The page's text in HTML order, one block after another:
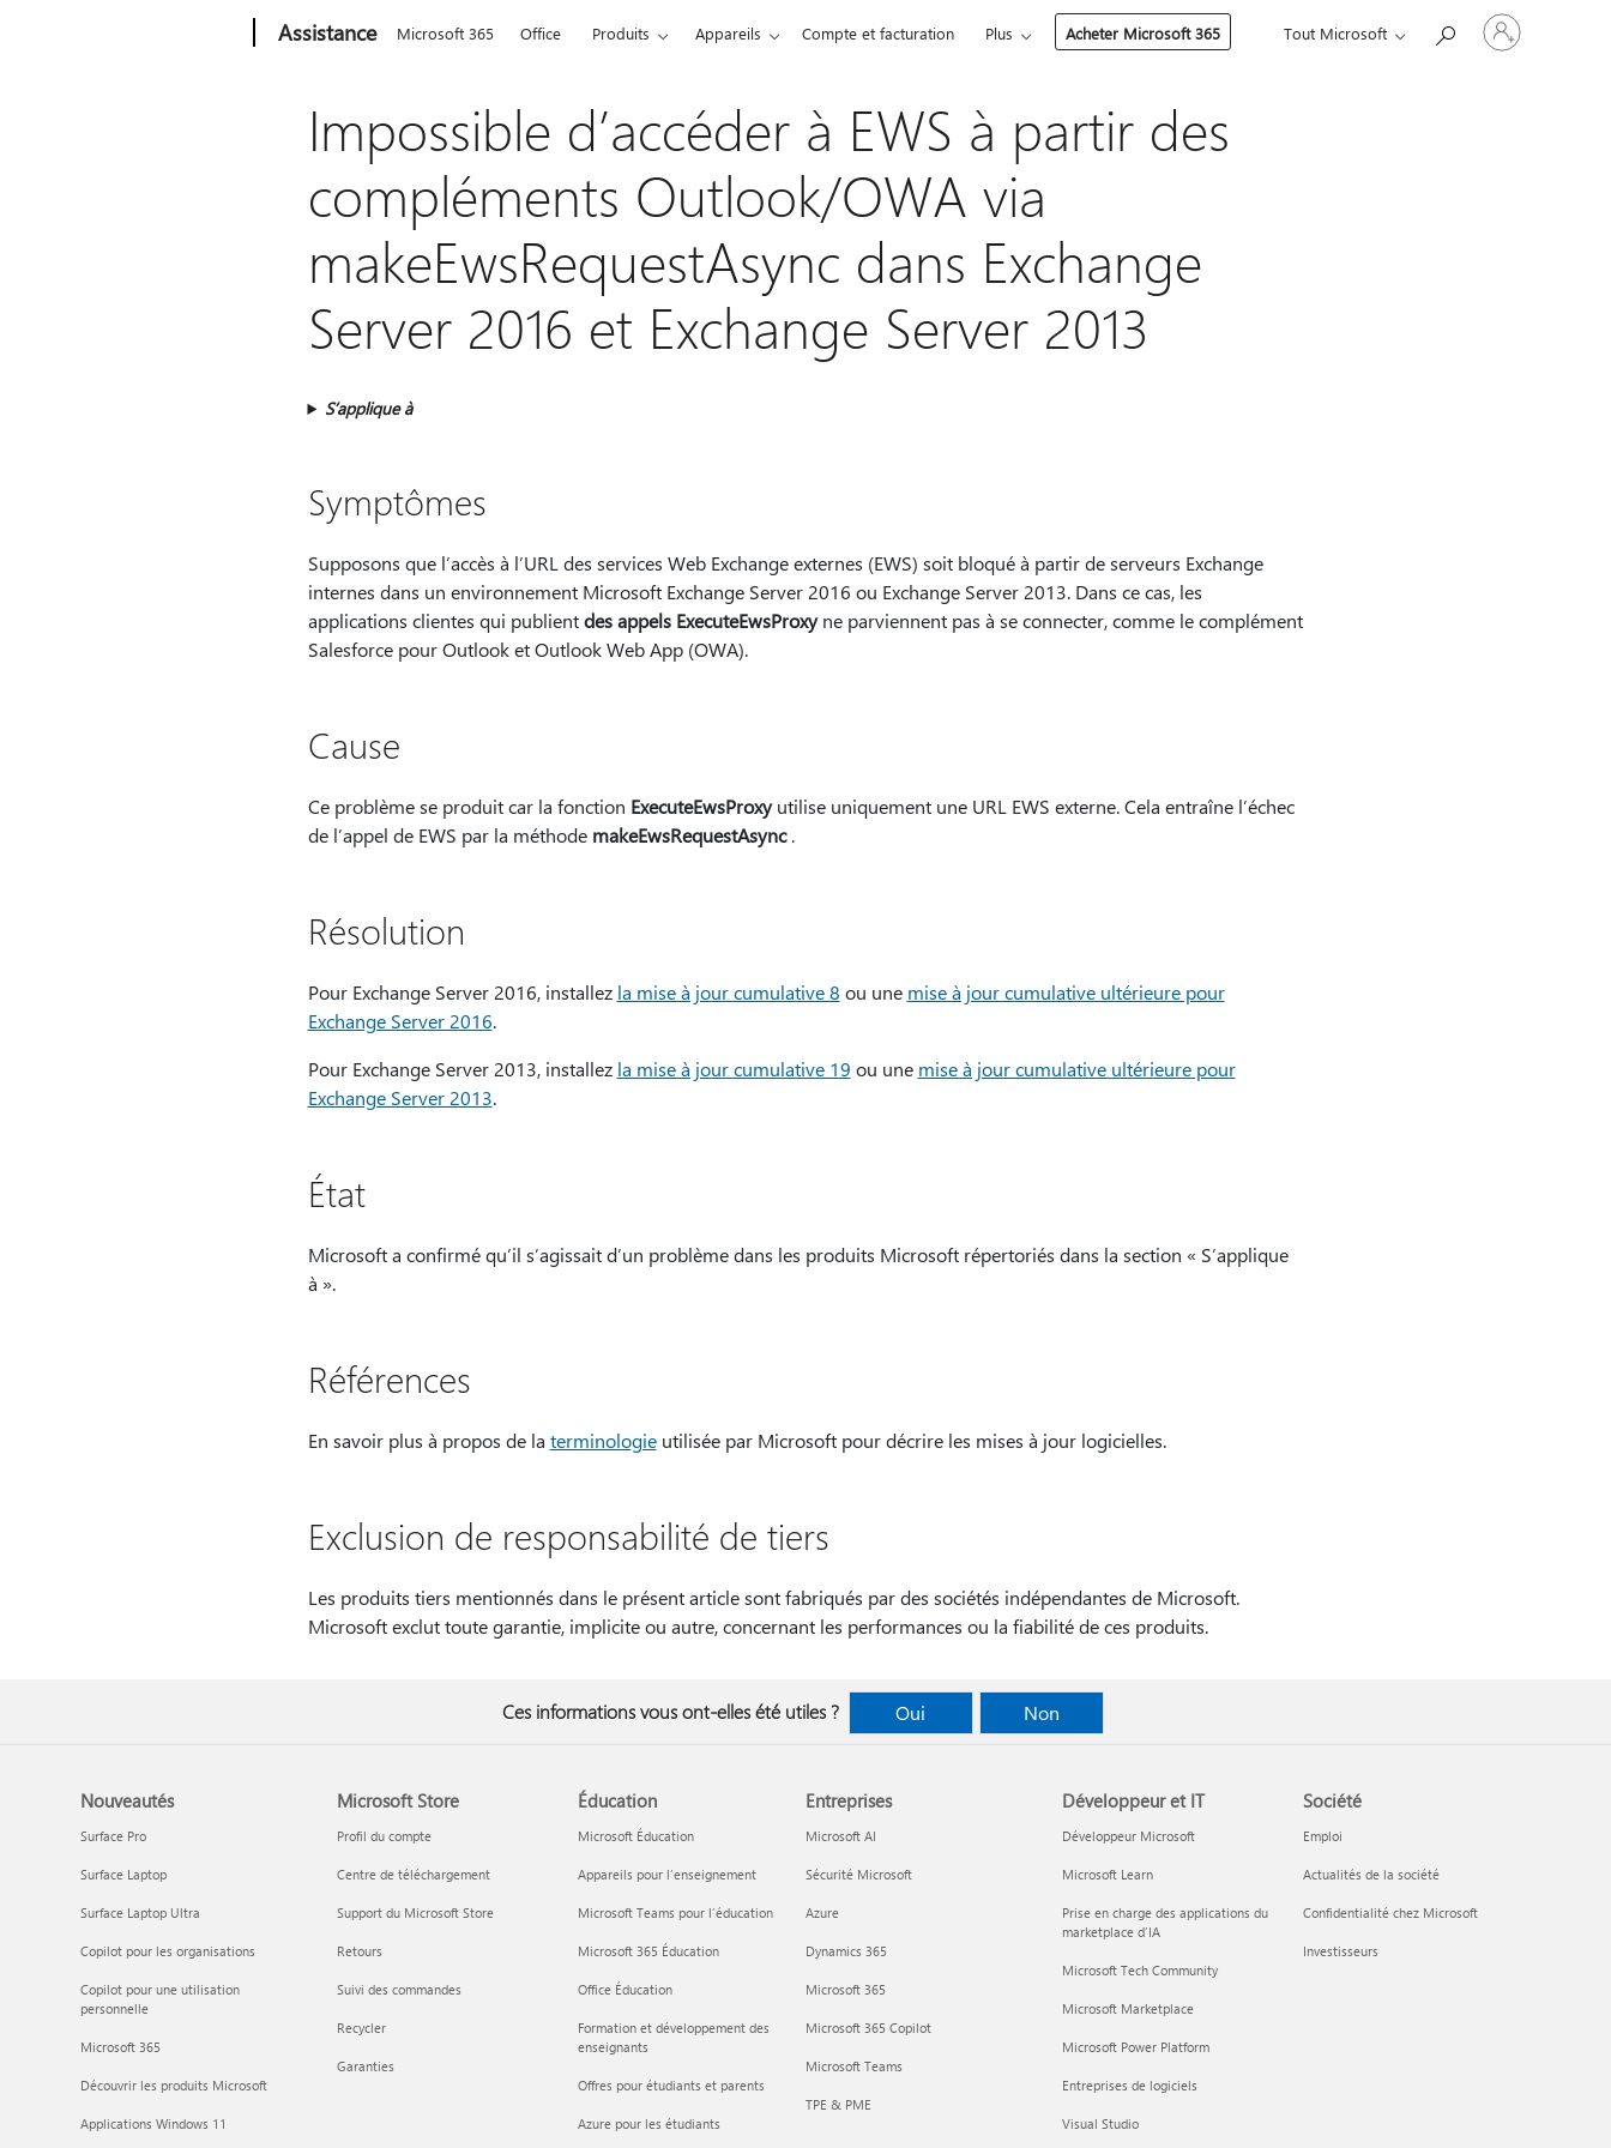
Assistance Microsoft 365 Office Produits Appareils Compte et facturation Plus Acheter Microsoft 365 Tout Microsoft
Connectez-
vous
Impossible d’accéder à EWS à partir des
compléments Outlook/OWA via
makeEwsRequestAsync dans Exchange
Server 2016 et Exchange Server 2013
S’applique à
Symptômes
Supposons que l’accès à l’URL des services Web Exchange externes (EWS) soit bloqué à partir de serveurs Exchange
internes dans un environnement Microsoft Exchange Server 2016 ou Exchange Server 2013. Dans ce cas, les
applications clientes qui publientdes appels ExecuteEwsProxyne parviennent pas à se connecter, comme le complément
Salesforce pour Outlook et Outlook Web App (OWA).
Cause
Ce problème se produit car la fonction ExecuteEwsProxyutilise uniquement une URL EWS externe. Cela entraîne l’échec
de l’appel de EWS par la méthode makeEwsRequestAsync.
Résolution
Pour Exchange Server 2016, installez la mise à jour cumulative 8 ou une mise à jour cumulative ultérieure pour
Exchange Server 2016.
Pour Exchange Server 2013, installez la mise à jour cumulative 19 ou une mise à jour cumulative ultérieure pour
Exchange Server 2013.
État
Microsoft a confirmé qu’il s’agissait d’un problème dans les produits Microsoft répertoriés dans la section « S’applique
à ».
Références
En savoir plus à propos de la terminologieutilisée par Microsoft pour décrire les mises à jour logicielles.
Exclusion de responsabilité de tiers
Les produits tiers mentionnés dans le présent article sont fabriqués par des sociétés indépendantes de Microsoft.
Microsoft exclut toute garantie, implicite ou autre, concernant les performances ou la fiabilité de ces produits.
Ces informations vous ont-elles été utiles ? Oui Non
Nouveautés
Surface Pro
Surface Laptop
Surface Laptop Ultra
Copilot pour les organisations
Copilot pour une utilisation
personnelle
Microsoft 365
Découvrir les produits Microsoft
Applications Windows 11
Microsoft Store
Profil du compte
Centre de téléchargement
Support du Microsoft Store
Retours
Suivi des commandes
Recycler
Garanties
Éducation
Microsoft Éducation
Appareils pour l’enseignement
Microsoft Teams pour l’éducation
Microsoft 365 Éducation
Office Éducation
Formation et développement des
enseignants
Offres pour étudiants et parents
Azure pour les étudiants
Entreprises
Microsoft AI
Sécurité Microsoft
Azure
Dynamics 365
Microsoft 365
Microsoft 365 Copilot
Microsoft Teams
TPE & PME
Développeur et IT
Développeur Microsoft
Microsoft Learn
Prise en charge des applications du
marketplace d’IA
Microsoft Tech Community
Microsoft Marketplace
Microsoft Power Platform
Entreprises de logiciels
Visual Studio
Société
Emploi
Actualités de la société
Confidentialité chez Microsoft
Investisseurs